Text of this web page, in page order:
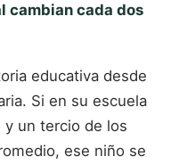
cambian cada dos
educativa desde
Si en su escuela
un tercio de los
ese niño se